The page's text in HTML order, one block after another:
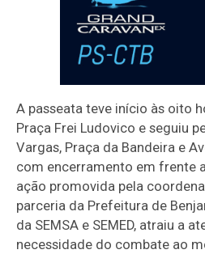
A passeata teve início às oito
Praça Frei Ludovico e seguiu
Vargas, Praça da Bandeira e
com encerramento em frente
ação promovida pela
parceria da Prefeitura de
da SEMSA e SEMED, atraiu a
necessidade do combate ao